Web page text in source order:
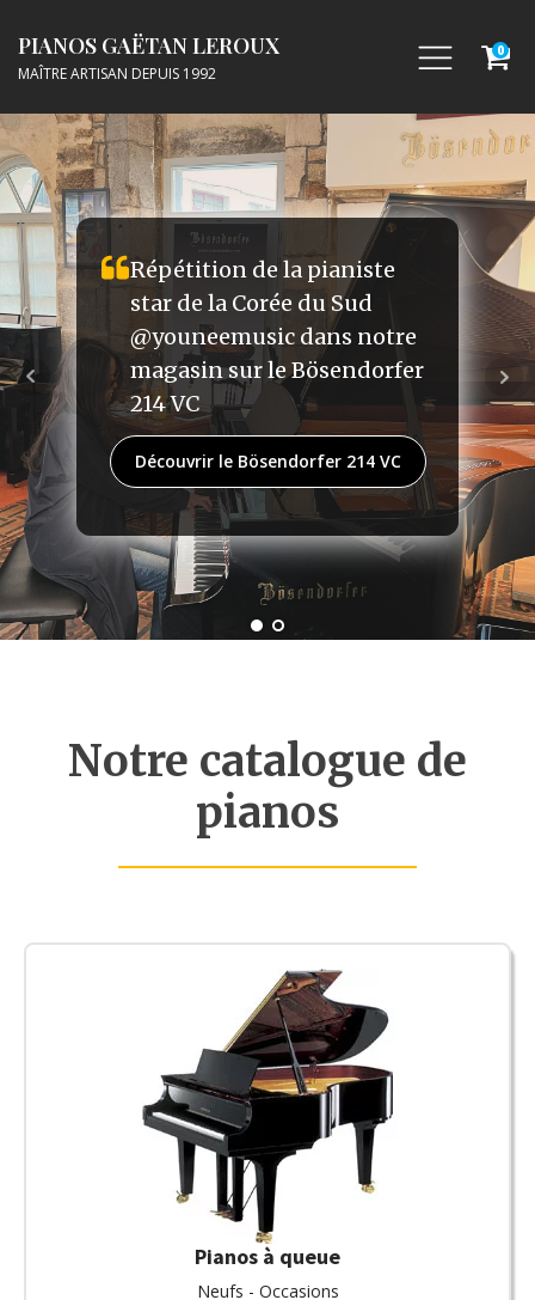
PIANOS GAËTAN LEROUX
MAÎTRE ARTISAN DEPUIS 1992
0
Répétition de la pianiste
star de la Corée du Sud
@youneemusic dans notre
magasin sur le Bösendorfer
214 VC
Découvrir le Bösendorfer 214 VC
Maître artisans depuis 1992,
Gaëtan Leroux restaure,
prépare, entretient et
accorde les pianos. Avec ses
équipes, il vous
accompagnera dans le choix
de votre piano.
Maison Pianos Gaëtan Leroux
Notre catalogue de
pianos
Pianos à queue
Neufs - Occasions